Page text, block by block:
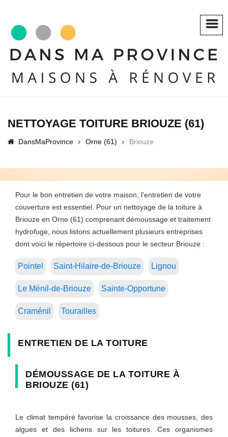
NETTOYAGE TOITURE BRIOUZE (61)
DansMaProvince Orne (61) Briouze
Pour le bon entretien de votre maison, l'entretien de votre
couverture est essentiel. Pour un nettoyage de la toiture à
Briouze en Orne (61) comprenant démoussage et traitement
hydrofuge, nous listons actuellement plusieurs entreprises
dont voici le répertoire ci-dessous pour le secteur Briouze :
Pointel Saint-Hilaire-de-Briouze Lignou
Le Ménil-de-Briouze Sainte-Opportune
Craménil Tourailles
ENTRETIEN DE LA TOITURE
DÉMOUSSAGE DE LA TOITURE À
BRIOUZE (61)
Le climat tempéré favorise la croissance des mousses, des
algues et des lichens sur les toitures. Ces organismes